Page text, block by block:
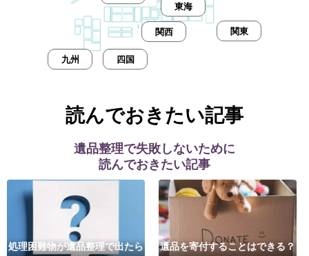
東海
関東
関西
四国
九州
読んでおきたい記事
遺品整理で失敗しないために
読んでおきたい記事
処理困難物が遺品整理で出たら
遺品を寄付することはできる？